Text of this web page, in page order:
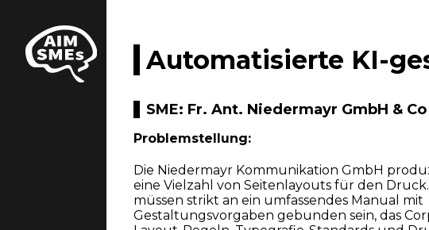
Automatisierte KI-
SME: Fr. Ant. Niedermayr GmbH & Co
Problemstellung:
Die Niedermayr Kommunikation GmbH
eine Vielzahl von Seitenlayouts für den
müssen strikt an ein umfassendes Manual mit
Gestaltungsvorgaben gebunden sein, das